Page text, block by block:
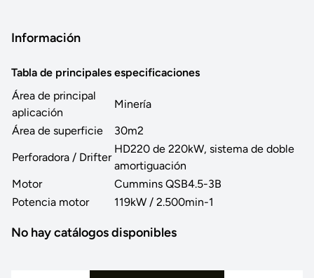
Información
Tabla de principales especificaciones
Área de principal
aplicación
Minería
Área de superficie
30m2
Perforadora / Drifter
HD220 de 220kW, sistema de doble
amortiguación
Motor
Cummins QSB4.5-3B
Potencia motor
119kW / 2.500min-1
No hay catálogos disponibles